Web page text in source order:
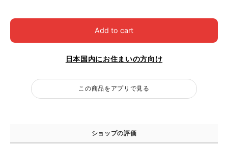
Add to cart
日本国内にお住まいの方向け
この商品をアプリで見る
ショップの評価